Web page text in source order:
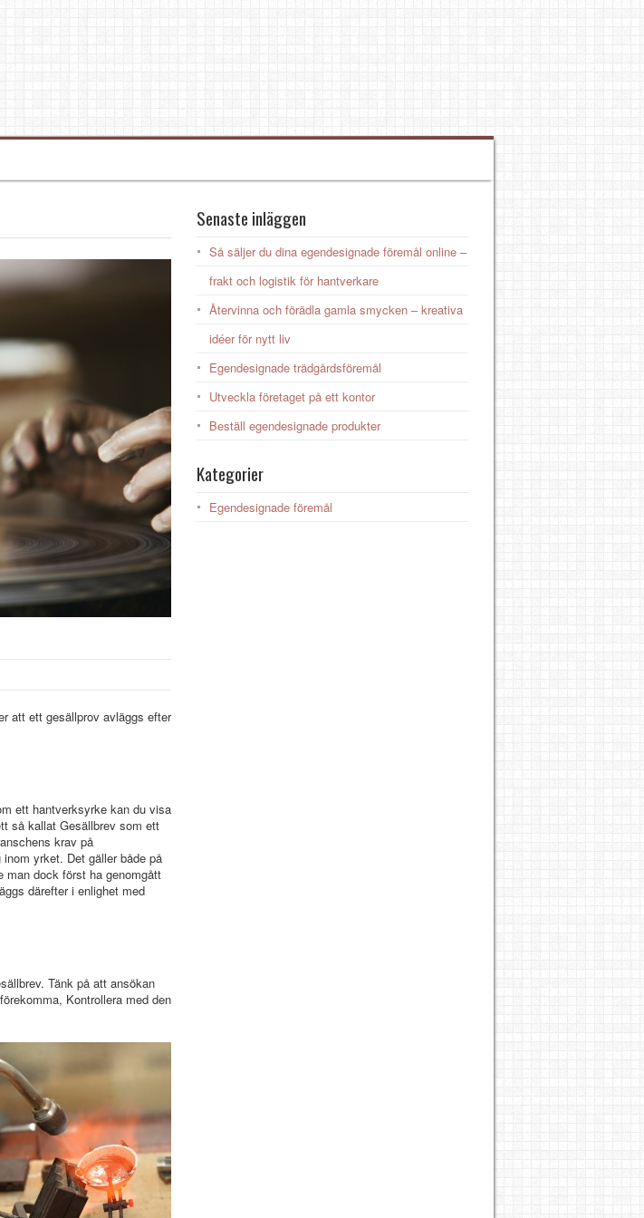
att ett gesällprov avläggs efter
ett hantverksyrke kan du visa
så kallat Gesällbrev som ett
krav på
yrket. Det gäller både på
man dock först ha genomgått
därefter i enlighet med
Tänk på att ansökan
Kontrollera med den
Senaste inläggen
Så säljer du dina egendesignade föremål online –
frakt och logistik för hantverkare
Återvinna och förädla gamla smycken – kreativa
idéer för nytt liv
Egendesignade trädgårdsföremål
Utveckla företaget på ett kontor
Beställ egendesignade produkter
Kategorier
Egendesignade föremål